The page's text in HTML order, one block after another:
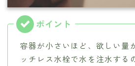
容器が小さいほど、欲しい量
ッチレス水栓で水を注水する